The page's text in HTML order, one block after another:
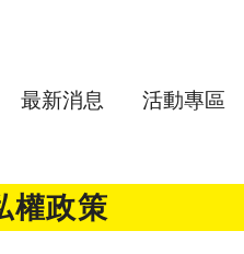
最新消息 活動專區
權政策